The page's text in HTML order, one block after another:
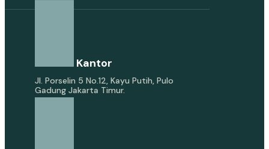
Alamat Kantor
Jl. Porselin 5 No.12, Kayu Putih, Pulo
Gadung Jakarta Timur.